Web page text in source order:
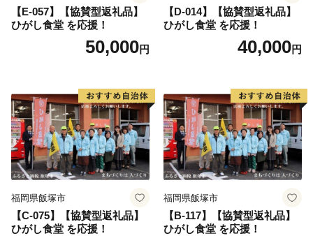
【E-057】【協賛型返礼品】
ひがし食堂 を応援！
50,000円
【D-014】【協賛型返礼品】
ひがし食堂 を応援！
40,000円
福岡県飯塚市
【C-075】【協賛型返礼品】
ひがし食堂 を応援！
福岡県飯塚市
【B-117】【協賛型返礼品】
ひがし食堂 を応援！